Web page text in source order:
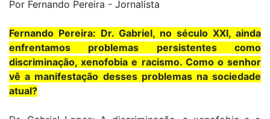
Por Fernando Pereira - Jornalista
Fernando Pereira: Dr. Gabriel, no século XXI, ainda
enfrentamos problemas persistentes como
discriminação, xenofobia e racismo. Como o senhor
vê a manifestação desses problemas na sociedade
atual?